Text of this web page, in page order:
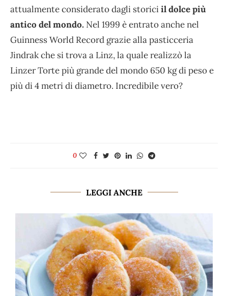
attualmente considerato dagli storiciil dolce più
antico del mondo. Nel 1999 è entrato anche nel
Guinness World Record grazie alla pasticceria
Jindrak che si trova a Linz, la quale realizzò la
Linzer Torte più grande del mondo 650 kg di peso e
più di 4 metri di diametro. Incredibile vero?
0
LEGGI ANCHE